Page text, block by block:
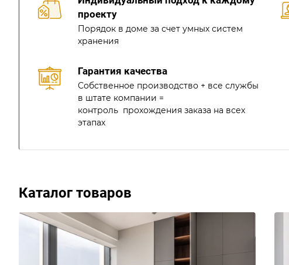
проекту
Порядок в доме за счет умных систем
хранения
Гарантия качества
Собственное производство + все службы
в штате компании =
контроль прохождения заказа на всех
этапах
Каталог товаров